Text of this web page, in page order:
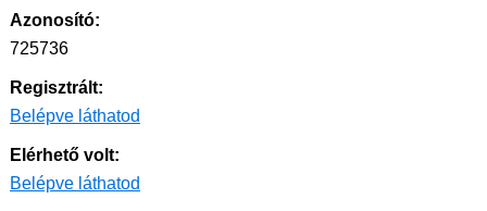
Azonosító:
725736
Regisztrált:
Belépve láthatod
Elérhető volt:
Belépve láthatod